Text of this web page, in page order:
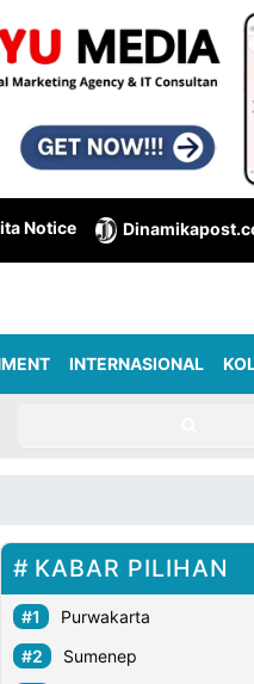
Notice
INTERNASIONAL
KABAR PILIHAN
Purwakarta
Sumenep